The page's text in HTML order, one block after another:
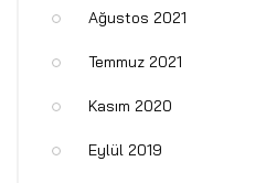
Ağustos 2021
Temmuz 2021
Kasım 2020
Eylül 2019